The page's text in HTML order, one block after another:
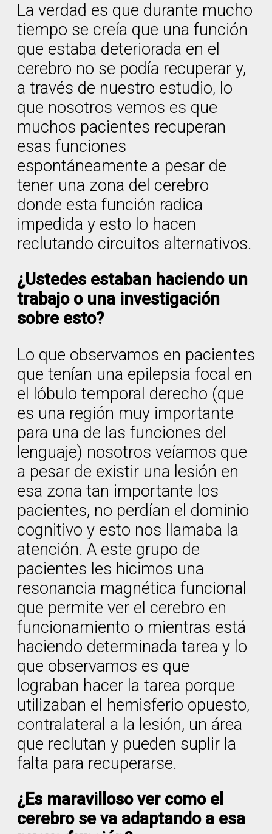
La verdad es que durante mucho
tiempo se creía que una función
que estaba deteriorada en el
cerebro no se podía recuperar y,
a través de nuestro estudio, lo
que nosotros vemos es que
muchos pacientes recuperan
esas funciones
espontáneamente a pesar de
tener una zona del cerebro
donde esta función radica
impedida y esto lo hacen
reclutando circuitos alternativos.
¿Ustedes estaban haciendo un
trabajo o una investigación
sobre esto?
Lo que observamos en pacientes
que tenían una epilepsia focal en
el lóbulo temporal derecho (que
es una región muy importante
para una de las funciones del
lenguaje) nosotros veíamos que
a pesar de existir una lesión en
esa zona tan importante los
pacientes, no perdían el dominio
cognitivo y esto nos llamaba la
atención. A este grupo de
pacientes les hicimos una
resonancia magnética funcional
que permite ver el cerebro en
funcionamiento o mientras está
haciendo determinada tarea y lo
que observamos es que
lograban hacer la tarea porque
utilizaban el hemisferio opuesto,
contralateral a la lesión, un área
que reclutan y pueden suplir la
falta para recuperarse.
¿Es maravilloso ver como el
cerebro se va adaptando a esa